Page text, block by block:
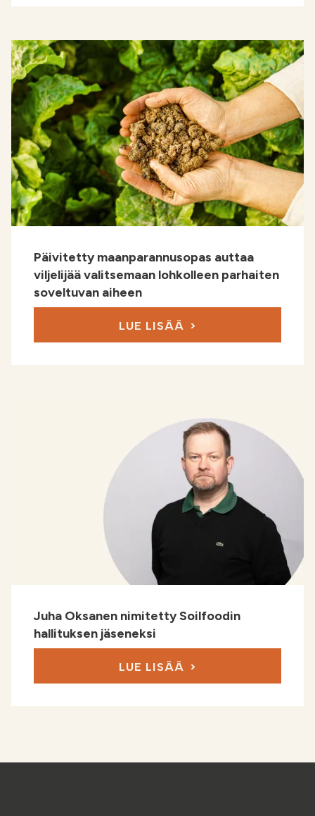
Päivitetty maanparannusopas auttaa
viljelijää valitsemaan lohkolleen parhaiten
soveltuvan aiheen
LUE LISÄÄ
Juha Oksanen nimitetty Soilfoodin
hallituksen jäseneksi
LUE LISÄÄ